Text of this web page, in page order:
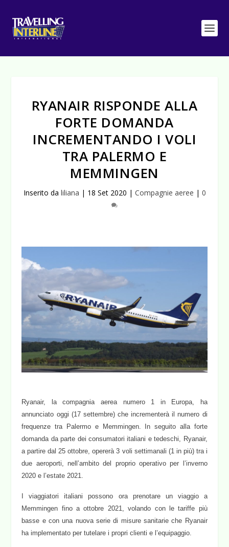
RYANAIR RISPONDE ALLA
FORTE DOMANDA
INCREMENTANDO I VOLI
TRA PALERMO E
MEMMINGEN
Inserito da liliana | 18 Set 2020 | Compagnie aeree | 0
Ryanair, la compagnia aerea numero 1 in Europa, ha
annunciato oggi (17 settembre) che incrementerà il numero di
frequenze tra Palermo e Memmingen. In seguito alla forte
domanda da parte dei consumatori italiani e tedeschi, Ryanair,
a partire dal 25 ottobre, opererà 3 voli settimanali (1 in più) tra i
due aeroporti, nell’ambito del proprio operativo per l’inverno
2020 e l’estate 2021.
I viaggiatori italiani possono ora prenotare un viaggio a
Memmingen fino a ottobre 2021, volando con le tariffe più
basse e con una nuova serie di misure sanitarie che Ryanair
ha implementato per tutelare i propri clienti e l’equipaggio.